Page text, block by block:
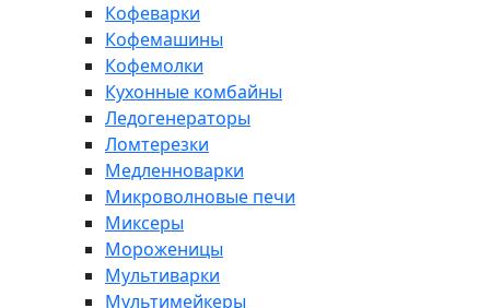
Кофеварки
Кофемашины
Кофемолки
Кухонные комбайны
Ледогенераторы
Ломтерезки
Медленноварки
Микроволновые печи
Миксеры
Мороженицы
Мультиварки
Мультимейкеры